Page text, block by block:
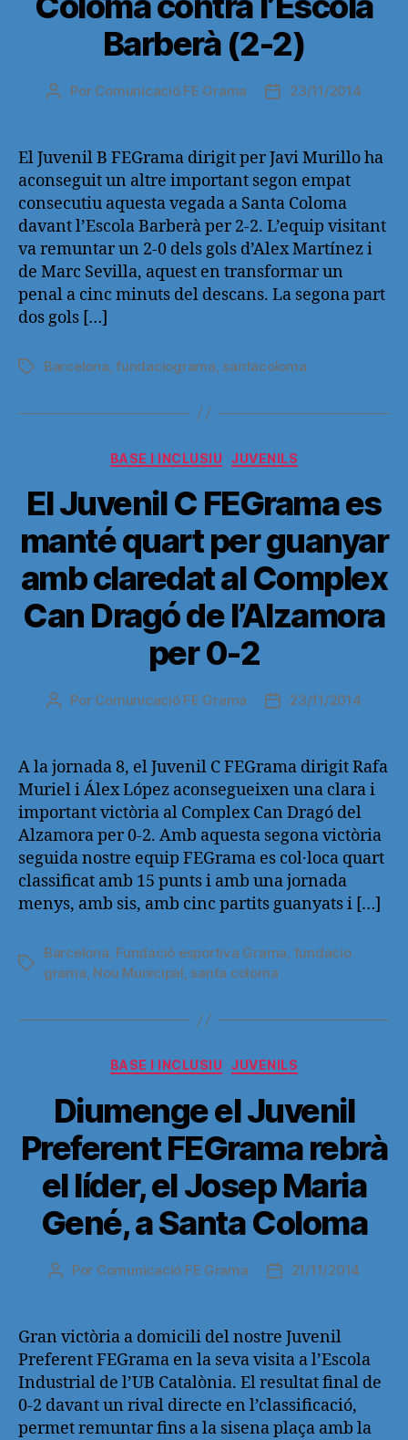
Barberà (2-2)
Autor
entrada
Por Comunicació FE Grama
Fecha
entrada
23/11/2014
El Juvenil B FEGrama dirigit per Javi Murillo ha
aconseguit un altre important segon empat
consecutiu aquesta vegada a Santa Coloma
davant l’Escola Barberà per 2-2. L’equip visitant
va remuntar un 2-0 dels gols d’Alex Martínez i
de Marc Sevilla, aquest en transformar un
penal a cinc minuts del descans. La segona part
dos gols […]
Etiquetas
Barcelona fundaciograma santacoloma
Categorías
BASE I INCLUSIU JUVENILS
El Juvenil C FEGrama es
manté quart per guanyar
amb claredat al Complex
Can Dragó de l’Alzamora
per 0-2
Autor
entrada
Por Comunicació FE Grama
Fecha
entrada
23/11/2014
A la jornada 8, el Juvenil C FEGrama dirigit Rafa
Muriel i Álex López aconsegueixen una clara i
important victòria al Complex Can Dragó del
Alzamora per 0-2. Amb aquesta segona victòria
seguida nostre equip FEGrama es col·loca quart
classificat amb 15 punts i amb una jornada
menys, amb sis, amb cinc partits guanyats i […]
Etiquetas
Barcelona, Fundació esportiva Grama, fundacio
grama, Nou Municipal, santa coloma
Categorías
BASE I INCLUSIU JUVENILS
Diumenge el Juvenil
Preferent FEGrama rebrà
el líder, el Josep Maria
Gené, a Santa Coloma
Autor
entrada
Por Comunicació FE Grama
Fecha
entrada
21/11/2014
Gran victòria a domicili del nostre Juvenil
Preferent FEGrama en la seva visita a l’Escola
Industrial de l’UB Catalònia. El resultat final de
0-2 davant un rival directe en l’classificació,
permet remuntar fins a la sisena plaça amb la